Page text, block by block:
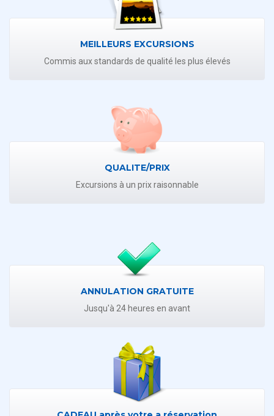
MEILLEURS EXCURSIONS
Commis aux standards de qualité les plus élevés
QUALITE/PRIX
Excursions à un prix raisonnable
ANNULATION GRATUITE
Jusqu'à 24 heures en avant